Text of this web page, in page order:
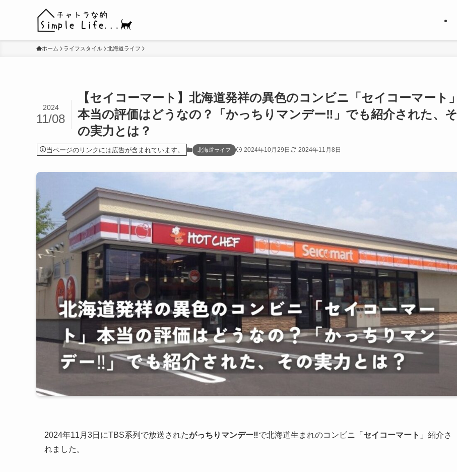
ホーム ライフスタイル 北海道ライフ
【セイコーマート】北海道発祥の異色のコンビニ「セイコーマート」
本当の評価はどうなの？「かっちりマンデー‼︎」でも紹介された、そ
の実力とは？
2024
11/08
当ページのリンクには広告が含まれています。 北海道ライフ 2024年10月29日 2024年11月8日
2024年11月3日にTBS系列で放送されたがっちりマンデー‼︎で北海道生まれのコンビニ「 セイコーマート 」紹介さ
れました。